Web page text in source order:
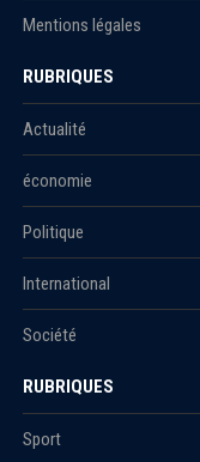
Mentions légales
RUBRIQUES
Actualité
économie
Politique
International
Société
RUBRIQUES
Sport